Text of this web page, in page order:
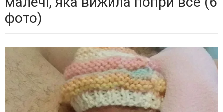
фото)